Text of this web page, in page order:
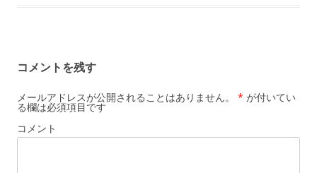
コメントを残す
メールアドレスが公開されることはありません。 * が付いてい
る欄は必須項目です
コメント